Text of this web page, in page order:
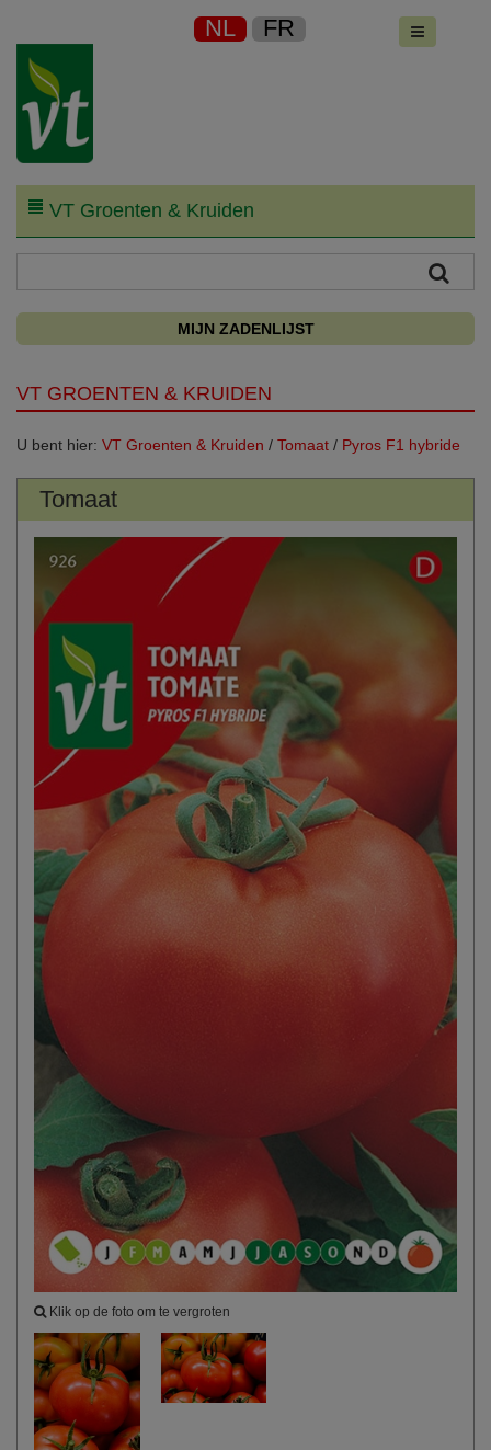
NL FR
VT Groenten & Kruiden
MIJN ZADENLIJST
VT GROENTEN & KRUIDEN
U bent hier: VT Groenten & Kruiden / Tomaat / Pyros F1 hybride
Tomaat
Klik op de foto om te vergroten